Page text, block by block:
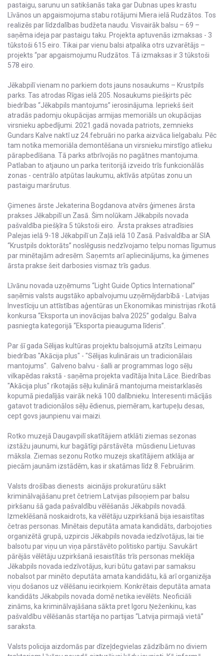
pastaigu, sarunu un satikšanās taka gar Dubnas upes krastu
Līvānos un apgaismojuma stabu rotājumi Miera ielā Rudzātos. Tos
realizēs par līdzdalības budžeta naudu. Visvairāk balsu – 69 –
saņēma ideja par pastaigu taku. Projekta aptuvenās izmaksas - 3
tūkstoši 615 eiro. Tikai par vienu balsi atpalika otrs uzvarētājs –
projekts “par apgaismojumu Rudzātos. Tā izmaksas ir 3 tūkstoši
578 eiro.
Jēkabpilī vienam no parkiem dots jauns nosaukums – Krustpils
parks. Tas atrodas Rīgas ielā 205. Nosaukums piešķirts pēc
biedrības “Jēkabpils mantojums” ierosinājuma. Iepriekš šeit
atradās padomju okupācijas armijas memoriāls un okupācijas
virsnieku apbedījumi. 2021.gadā novada patriots, zemnieks
Gundars Kalve naktī uz 24.februāri no parka aizvāca lielgabalu. Pēc
tam notika memoriāla demontēšana un virsnieku mirstīgo atlieku
pārapbedīšana. Tā parks atbrīvojās no pagātnes mantojuma.
Patlaban to atjauno un parka teritorijā izveido trīs funkcionālās
zonas - centrālo atpūtas laukumu, aktīvās atpūtas zonu un
pastaigu maršrutus.
Ģimenes ārste Jekaterina Bogdanova atvērs ģimenes ārsta
prakses Jēkabpilī un Zasā. Šim nolūkam Jēkabpils novada
pašvaldība piešķīra 5 tūkstoši eiro. Ārsta prakses atradīsies
Palejas ielā 9-18 Jēkabpilī un Zaļā ielā 10 Zasā. Pašvaldība ar SIA
“Krustpils doktorāts” noslēgusis nedzīvojamo telpu nomas līgumus
par minētajām adresēm. Saņemts arī apliecinājums, ka ģimenes
ārsta prakse šeit darbosies vismaz trīs gadus.
Līvānu novada uzņēmums “Light Guide Optics International”
saņēmis valsts augstāko apbalvojumu uzņēmējdarbībā - Latvijas
Investīciju un attīstības aģentūras un Ekonomikas ministrijas rīkotā
konkursa “Eksporta un inovācijas balva 2025” godalgu. Balva
pasniegta kategorijā “Eksporta pieauguma līderis”.
Par šī gada Sēlijas kultūras projektu balsojumā atzīts Leimaņu
biedrības "Akācija plus" - "Sēlijas kulinārais un tradicionālais
mantojums". Galveno balvu - šalli ar programmas logo sēļu
vilkapēdas rakstā - saņēma projekta vadītāja Inita Lāce. Biedrības
"Akācija plus" rīkotajās sēļu kulinārā mantojuma meistarklasēs
kopumā piedalījās vairāk nekā 100 dalībnieku. Interesenti mācījās
gatavot tradicionālos sēļu ēdienus, piemēram, kartupeļu desas,
cept govs jaunpienu vai maizi.
Rotko muzejā Daugavpilī skatītājiem atklāti ziemas sezonas
izstāžu jaunumi, kur bagātīgi pārstāvēta mūsdienu Lietuvas
māksla. Ziemas sezonu Rotko muzejs skatītājiem atklāja ar
piecām jaunām izstādēm, kas ir skatāmas līdz 8. Februārim.
Valsts drošības dienests aicinājis prokuratūru sākt
kriminālvajāšanu pret četriem Latvijas pilsoņiem par balsu
pirkšanu šā gada pašvaldību vēlēšanās Jēkabpils novadā.
Izmeklēšanā noskaidrots, ka vēlētāju uzpirkšanā bija iesaistītas
četras personas. Minētais deputāta amata kandidāts, darbojoties
organizētā grupā, uzpircis Jēkabpils novada iedzīvotājus, lai tie
balsotu par viņu un viņa pārstāvēto politisko partiju. Savukārt
pārējās vēlētāju uzpirkšanā iesaistītās trīs personas meklēja
Jēkabpils novada iedzīvotājus, kuri būtu gatavi par samaksu
nobalsot par minēto deputāta amata kandidātu, kā arī organizēja
viņu došanos uz vēlēšanu iecirkņiem. Konkrētais deputāta amata
kandidāts Jēkabpils novada domē netika ievēlēts. Neoficiāli
zināms, ka kriminālvajāšana sākta pret Igoru Ņeženkinu, kas
pašvaldību vēlēšanās startēja no partijas “Latvija pirmajā vietā”
saraksta.
Valsts policija aizdomās par dīzeļdegvielas zādzībām no diviem